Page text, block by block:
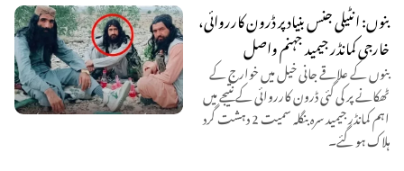
بنوں: انٹیلی جنس بنیاد پر ڈرون کارروائی،
خارجی کمانڈر جیمید جہنم واصل
بنوں کے علاقے جانی خیل میں خوارج کے
ٹھکانے پر کی گئی ڈرون کارروائی کے نتیجے میں
اہم کمانڈر جیمید سرہ بنگلہ سمیت 2 دہشت گرد
ہلاک ہو گئے۔